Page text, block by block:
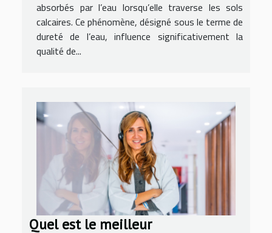
absorbés par l’eau lorsqu’elle traverse les sols
calcaires. Ce phénomène, désigné sous le terme de
dureté de l’eau, influence significativement la
qualité de...
Quel est le meilleur